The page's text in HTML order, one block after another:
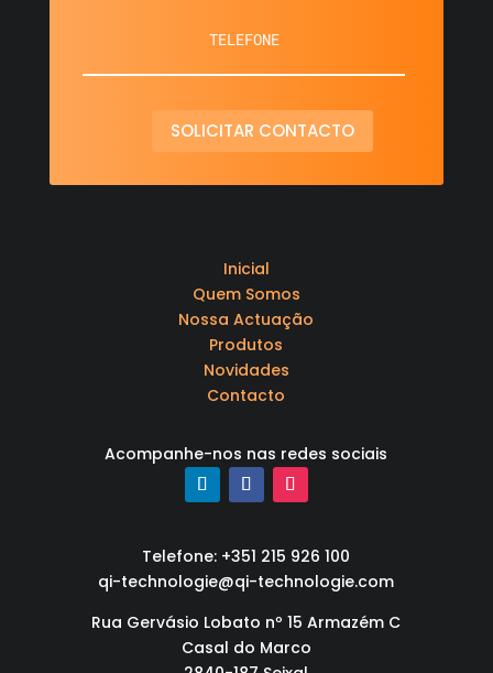
SOLICITAR CONTACTO
Inicial
Quem Somos
Nossa Actuação
Produtos
Novidades
Contacto
Acompanhe-nos nas redes sociais
Telefone: +351 215 926 100
qi-technologie@qi-technologie.com
Rua Gervásio Lobato nº 15 Armazém C
Casal do Marco